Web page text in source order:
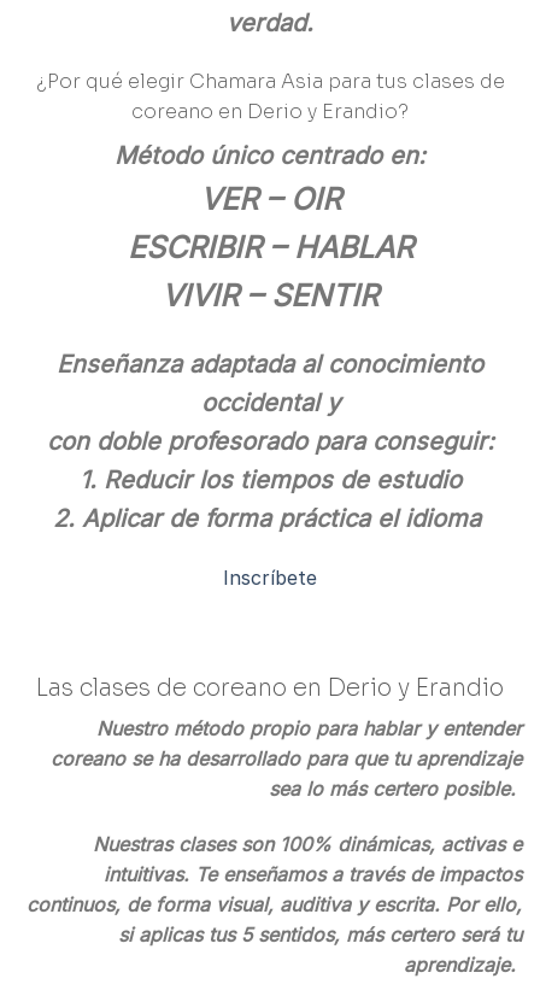
verdad.
¿Por qué elegir Chamara Asia para tus clases de
coreano en Derio y Erandio?
Método único centrado en:
VER – OIR
ESCRIBIR – HABLAR
VIVIR – SENTIR
Enseñanza adaptada al conocimiento
occidental y
con doble profesorado para conseguir:
1. Reducir los tiempos de estudio
2. Aplicar de forma práctica el idioma
Inscríbete
Las clases de coreano en Derio y Erandio
Nuestro método propio para hablar y entender
coreano se ha desarrollado para que tu aprendizaje
sea lo más certero posible.
Nuestras clases son 100% dinámicas, activas e
intuitivas. Te enseñamos a través de impactos
continuos, de forma visual, auditiva y escrita. Por ello,
si aplicas tus 5 sentidos, más certero será tu
aprendizaje.